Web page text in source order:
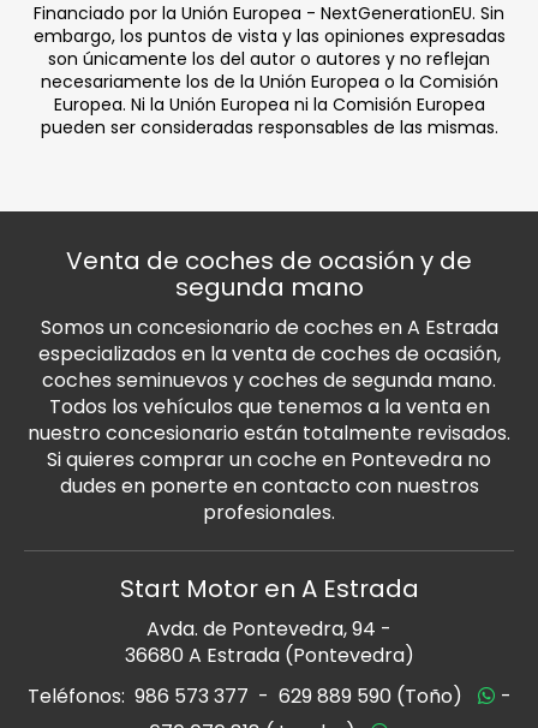
Financiado por la Unión Europea - NextGenerationEU. Sin
embargo, los puntos de vista y las opiniones expresadas
son únicamente los del autor o autores y no reflejan
necesariamente los de la Unión Europea o la Comisión
Europea. Ni la Unión Europea ni la Comisión Europea
pueden ser consideradas responsables de las mismas.
Venta de coches de ocasión y de
segunda mano
Somos un concesionario de coches en A Estrada
especializados en la venta de coches de ocasión,
coches seminuevos y coches de segunda mano.
Todos los vehículos que tenemos a la venta en
nuestro concesionario están totalmente revisados.
Si quieres comprar un coche en Pontevedra no
dudes en ponerte en contacto con nuestros
profesionales.
Start Motor en A Estrada
Avda. de Pontevedra, 94 -
36680 A Estrada (Pontevedra)
Teléfonos: 986 573 377 - 629 889 590 (Toño)
-